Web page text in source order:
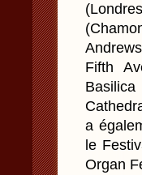
Fifth
a
le
Organ